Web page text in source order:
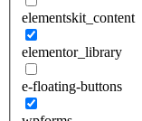
elementskit_content
elementor_library
e-floating-buttons